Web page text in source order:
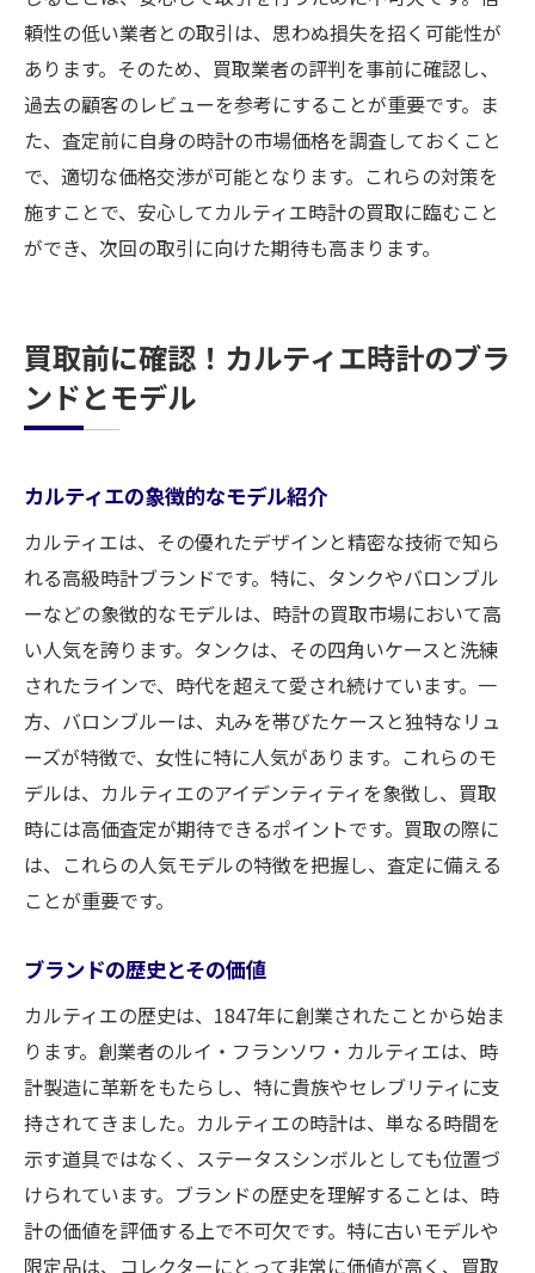
頼性の低い業者との取引は、思わぬ損失を招く可能性が
あります。そのため、買取業者の評判を事前に確認し、
過去の顧客のレビューを参考にすることが重要です。ま
た、査定前に自身の時計の市場価格を調査しておくこと
で、適切な価格交渉が可能となります。これらの対策を
施すことで、安心してカルティエ時計の買取に臨むこと
ができ、次回の取引に向けた期待も高まります。
買取前に確認！カルティエ時計のブラ
ンドとモデル
カルティエの象徴的なモデル紹介
カルティエは、その優れたデザインと精密な技術で知ら
れる高級時計ブランドです。特に、タンクやバロンブル
ーなどの象徴的なモデルは、時計の買取市場において高
い人気を誇ります。タンクは、その四角いケースと洗練
されたラインで、時代を超えて愛され続けています。一
方、バロンブルーは、丸みを帯びたケースと独特なリュ
ーズが特徴で、女性に特に人気があります。これらのモ
デルは、カルティエのアイデンティティを象徴し、買取
時には高価査定が期待できるポイントです。買取の際に
は、これらの人気モデルの特徴を把握し、査定に備える
ことが重要です。
ブランドの歴史とその価値
カルティエの歴史は、1847年に創業されたことから始ま
ります。創業者のルイ・フランソワ・カルティエは、時
計製造に革新をもたらし、特に貴族やセレブリティに支
持されてきました。カルティエの時計は、単なる時間を
示す道具ではなく、ステータスシンボルとしても位置づ
けられています。ブランドの歴史を理解することは、時
計の価値を評価する上で不可欠です。特に古いモデルや
限定品は、コレクターにとって非常に価値が高く、買取